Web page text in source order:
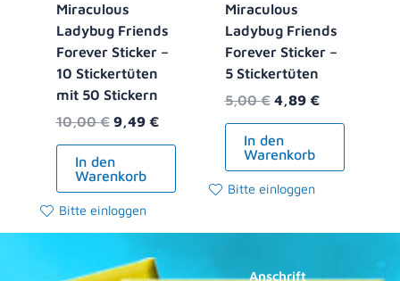
Miraculous
Ladybug Friends
Forever Sticker –
10 Stickertüten
mit 50 Stickern
10,00€ 9,49 €
In den
Warenkorb
Bitte einloggen
Miraculous
Ladybug Friends
Forever Sticker –
5 Stickertüten
5,00€ 4,89 €
In den
Warenkorb
Bitte einloggen
Anschrift